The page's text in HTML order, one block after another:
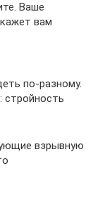
Ваше
вам
по-разному.
стройность
взрывную